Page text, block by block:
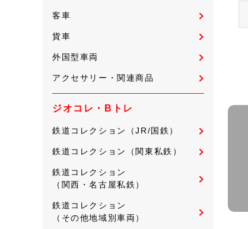
客車
貨車
外国型車両
アクセサリー・関連商品
ジオコレ・Bトレ
鉄道コレクション（JR/国鉄）
鉄道コレクション（関東私鉄）
鉄道コレクション
（関西・名古屋私鉄）
鉄道コレクション
（その他地域別車両）